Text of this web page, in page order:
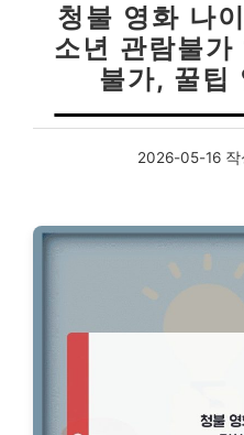
청불 영화 나
소년 관람불
불가, 꿀팁
2026-05-16 작